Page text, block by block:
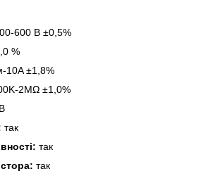
600 В ±0,5%
%
10A ±1,8%
2MΩ ±1,0%
так
так
так